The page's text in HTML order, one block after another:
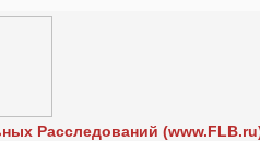
Расследований